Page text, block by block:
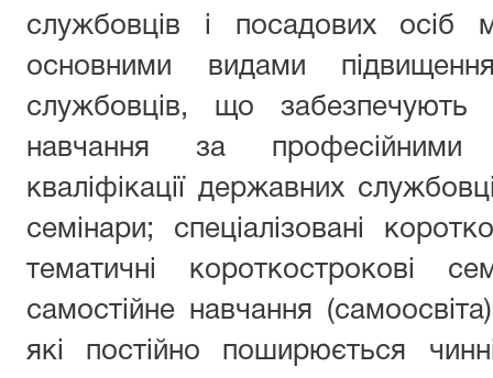
службовців і посадових осіб
основними видами
службовців, що
навчання за професійними
кваліфікації державних
семінари; спеціалізовані
тематичні короткострокові
самостійне навчання
які постійно поширюється